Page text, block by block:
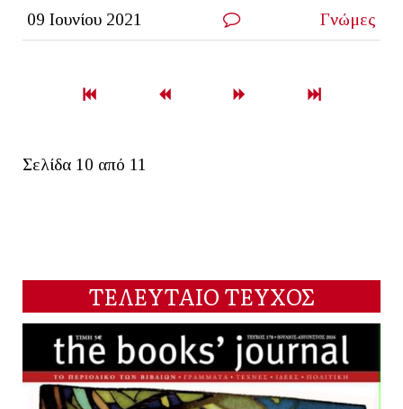
09 Ιουνίου 2021 Γνώμες
Σελίδα 10 από 11
ΤΕΛΕΥΤΑΙΟ ΤΕΥΧΟΣ